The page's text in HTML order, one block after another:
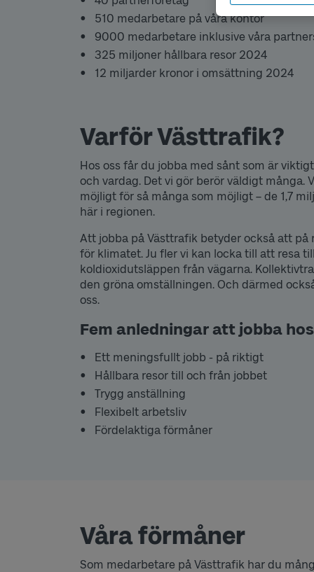
510 medarbetare på våra kontor
9000 medarbetare inklusive våra
325 miljoner hållbara resor 2024
12 miljarder kronor i omsättning 2024
Varför Västtrafik?
Hos oss får du jobba med sånt som är
och vardag. Det vi gör berör väldigt många.
möjligt för så många som möjligt – de 1,7
här i regionen.
Att jobba på Västtrafik betyder också att
för klimatet. Ju fler vi kan locka till att resa
koldioxidutsläppen från vägarna.
den gröna omställningen. Och därmed
oss.
Fem anledningar att jobba
Ett meningsfullt jobb - på riktigt
Hållbara resor till och från jobbet
Trygg anställning
Flexibelt arbetsliv
Fördelaktiga förmåner
Våra förmåner
Som medarbetare på Västtrafik har du